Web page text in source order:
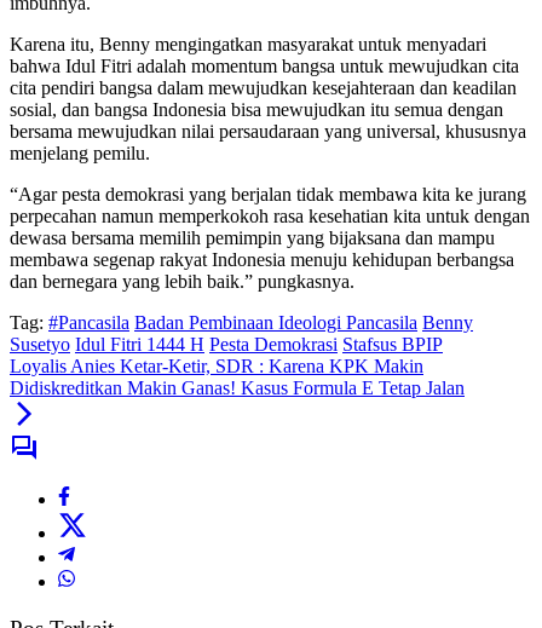
Karena itu, Benny mengingatkan masyarakat untuk menyadari
bahwa Idul Fitri adalah momentum bangsa untuk mewujudkan cita
cita pendiri bangsa dalam mewujudkan kesejahteraan dan keadilan
sosial, dan bangsa Indonesia bisa mewujudkan itu semua dengan
bersama mewujudkan nilai persaudaraan yang universal, khususnya
menjelang pemilu.
“Agar pesta demokrasi yang berjalan tidak membawa kita ke jurang
perpecahan namun memperkokoh rasa kesehatian kita untuk dengan
dewasa bersama memilih pemimpin yang bijaksana dan mampu
membawa segenap rakyat Indonesia menuju kehidupan berbangsa
dan bernegara yang lebih baik.” pungkasnya.
Tag: #Pancasila Badan Pembinaan Ideologi Pancasila Benny
Susetyo Idul Fitri 1444 H Pesta Demokrasi Stafsus BPIP
Loyalis Anies Ketar-Ketir, SDR : Karena KPK Makin
Didiskreditkan Makin Ganas! Kasus Formula E Tetap Jalan